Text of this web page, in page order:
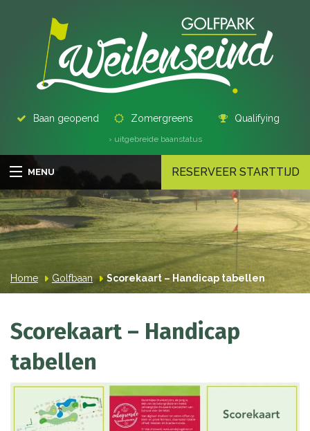
Baan geopend Zomergreens Qualifying
› uitgebreide baanstatus
RESERVEER STARTTIJD
MENU
Home Golfbaan Scorekaart – Handicap tabellen
Scorekaart – Handicap
tabellen